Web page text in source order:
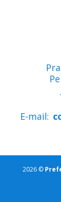
E-mail:
2026 ©